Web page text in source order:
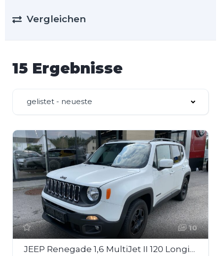
Vergleichen
15 Ergebnisse
gelistet - neueste
10
JEEP Renegade 1,6 MultiJet II 120 Longitude